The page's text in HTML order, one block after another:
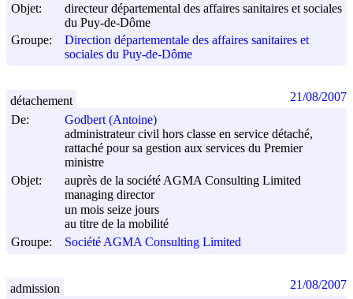
Objet:
directeur départemental des affaires sanitaires et sociales
du Puy-de-Dôme
Groupe:
Direction départementale des affaires sanitaires et
sociales du Puy-de-Dôme
De:
Godbert (Antoine)
administrateur civil hors classe en service détaché,
rattaché pour sa gestion aux services du Premier
ministre
Objet:
auprès de la société AGMA Consulting Limited
managing director
un mois seize jours
au titre de la mobilité
Groupe:
Société AGMA Consulting Limited
détachement 21/08/2007
admission 21/08/2007